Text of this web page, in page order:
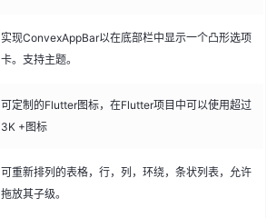
实现ConvexAppBar以在底部栏中显示一个凸形选项
卡。支持主题。
可定制的Flutter图标，在Flutter项目中可以使用超过
3K +图标
可重新排列的表格，行，列，环绕，条状列表，允许
拖放其子级。